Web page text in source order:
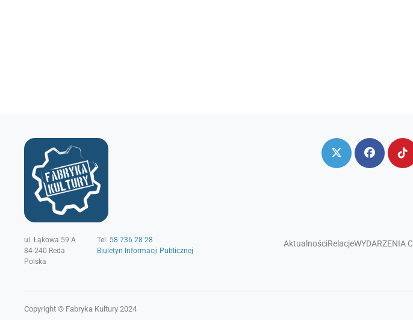
ul. Łąkowa 59 A
84-240 Reda
Polska
Tel: 58 736 28 28
Biuletyn Informacji Publicznej
AktualnościRelacjeWYDARZENIA
Copyright © Fabryka Kultury 2024